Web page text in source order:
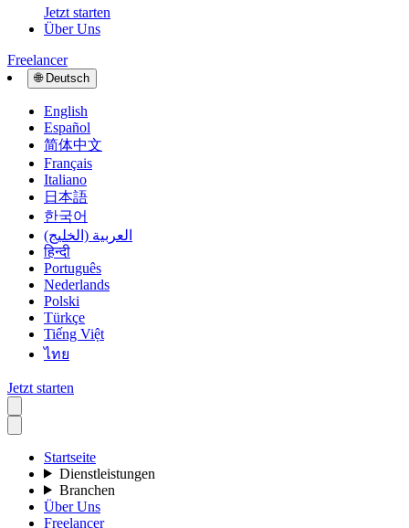
Jetzt starten
Über Uns
Freelancer
🌐 Deutsch
English
Español
简体中文
Français
Italiano
日本語
한국어
العربية (الخليج)
हिन्दी
Português
Nederlands
Polski
Türkçe
Tiếng Việt
ไทย
Jetzt starten
Startseite
Dienstleistungen
Branchen
Über Uns
Freelancer